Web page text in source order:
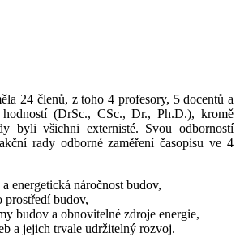
24 členů, z toho 4 profesory, 5 docentů a
(DrSc., CSc., Dr., Ph.D.), kromě
byli všichni externisté. Svou odborností
rady odborné zaměření časopisu ve 4
energetická náročnost budov,
budov,
budov a obnovitelné zdroje energie,
a jejich trvale udržitelný rozvoj.